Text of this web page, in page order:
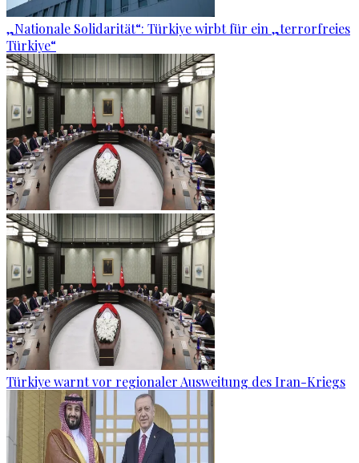
„Nationale Solidarität“: Türkiye wirbt für ein „terrorfreies
Türkiye“
Türkiye warnt vor regionaler Ausweitung des Iran-Kriegs